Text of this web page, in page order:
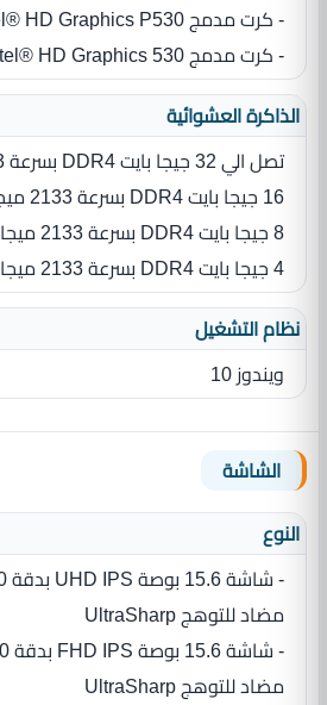
- كرت مدمج Intel® HD Graphics P530
- كرت مدمج Intel® HD Graphics 530
الذاكرة العشوائية
تصل الي 32 جيجا بايت DDR4 بسرعة 2133 ميجا هرتز
16 جيجا بايت DDR4 بسرعة 2133 ميجا هرتز
8 جيجا بايت DDR4 بسرعة 2133 ميجا هرتز
4 جيجا بايت DDR4 بسرعة 2133 ميجا هرتز
نظام التشغيل
ويندوز 10
الشاشة
النوع
مضاد للتوهج UltraSharp
مضاد للتوهج UltraSharp